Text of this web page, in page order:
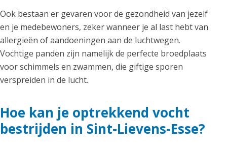
Ook bestaan er gevaren voor de gezondheid van jezelf
en je medebewoners, zeker wanneer je al last hebt van
allergieën of aandoeningen aan de luchtwegen.
Vochtige panden zijn namelijk de perfecte broedplaats
voor schimmels en zwammen, die giftige sporen
verspreiden in de lucht.
Hoe kan je optrekkend vocht
bestrijden in Sint-Lievens-Esse?